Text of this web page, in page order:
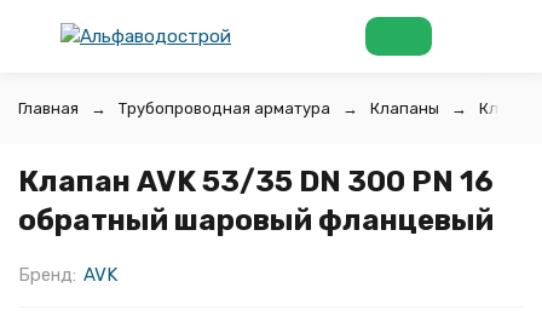
Главная Трубопроводная арматура Клапаны
Клапан AVK 53/35 DN 300 PN 16
обратный шаровый фланцевый
Бренд: AVK